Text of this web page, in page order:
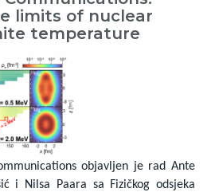
limits of nuclear
temperature
objavljen je rad Ante
i Nilsa Paara sa Fizičkog odsjeka